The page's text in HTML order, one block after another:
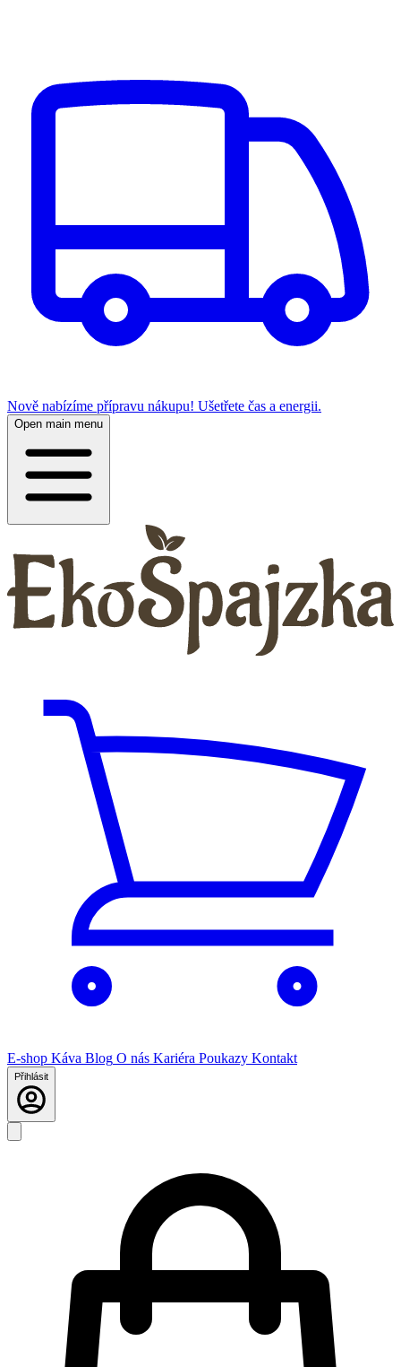
Nově nabízíme přípravu nákupu! Ušetřete čas a energii.
Open main menu
E-shop Káva Blog O nás Kariéra Poukazy Kontakt
Přihlásit